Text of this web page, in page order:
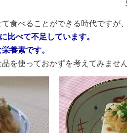
食べることができる時代ですが
比べて不足しています。
養素です。
を使っておかずを考えてみません